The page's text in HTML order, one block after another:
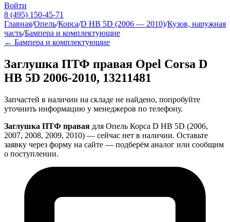
Войти
8 (495) 150-45-71
Главная/Опель/Корса/D HB 5D (2006 — 2010)/Кузов, наружная
часть/Бампера и комплектующие
← Бампера и комплектующие
Заглушка ПТФ правая Opel Corsa D
HB 5D 2006-2010, 13211481
Запчастей в наличии на складе не найдено, попробуйте
уточнить информацию у менеджеров по телефону.
Заглушка ПТФ правая для Опель Корса D HB 5D (2006,
2007, 2008, 2009, 2010) — сейчас нет в наличии. Оставьте
заявку через форму на сайте — подберём аналог или сообщим
о поступлении.